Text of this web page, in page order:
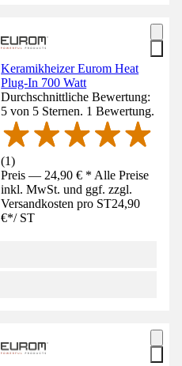
Keramikheizer Eurom Heat
Plug-In 700 Watt
Durchschnittliche Bewertung:
5 von 5 Sternen. 1 Bewertung.
(1)
Preis — 24,90 € * Alle Preise
inkl. MwSt. und ggf. zzgl.
Versandkosten pro ST24,90
€*/ ST